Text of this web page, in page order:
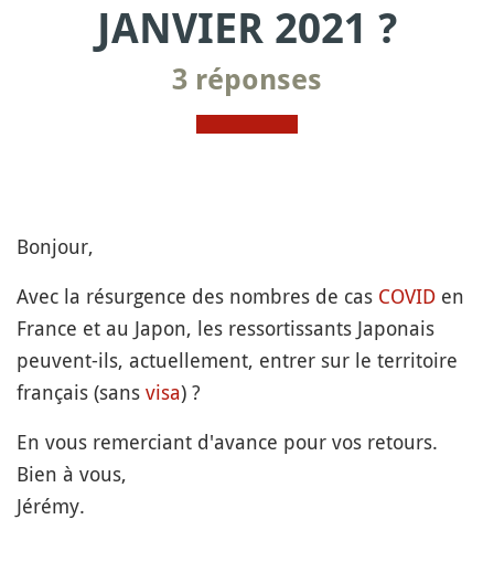
JANVIER 2021 ?
3 réponses
Bonjour,
Avec la résurgence des nombres de cas COVID en
France et au Japon, les ressortissants Japonais
peuvent-ils, actuellement, entrer sur le territoire
français (sans visa) ?
En vous remerciant d'avance pour vos retours.
Bien à vous,
Jérémy.